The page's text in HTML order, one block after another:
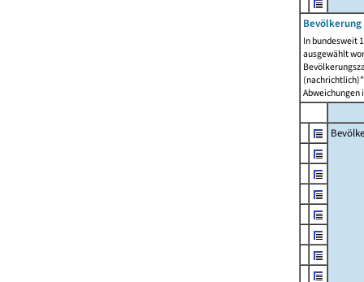
In bundesweit
ausgewählt
Abweichungen